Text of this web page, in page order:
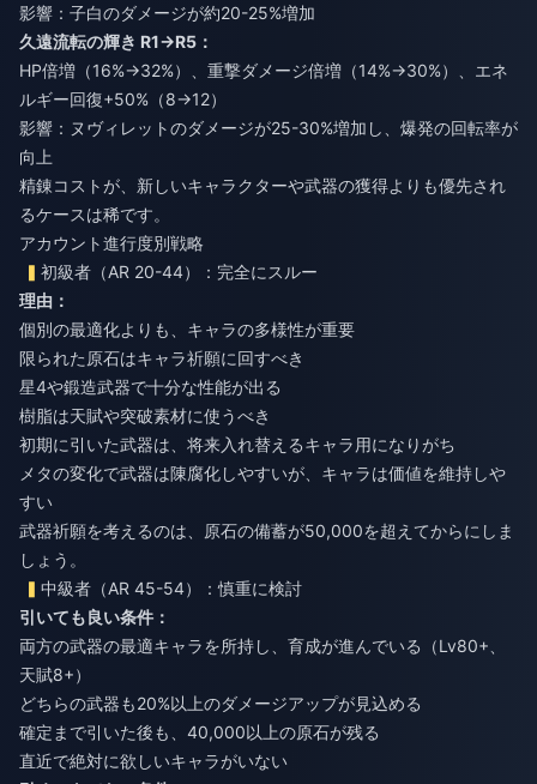
影響：子白のダメージが約20-25%増加
久遠流転の輝き R1→R5：
HP倍増（16%→32%）、重撃ダメージ倍増（14%→30%）、エネ
ルギー回復+50%（8→12）
影響：ヌヴィレットのダメージが25-30%増加し、爆発の回転率が
向上
精錬コストが、新しいキャラクターや武器の獲得よりも優先され
るケースは稀です。
アカウント進行度別戦略
初級者（AR 20-44）：完全にスルー
理由：
個別の最適化よりも、キャラの多様性が重要
限られた原石はキャラ祈願に回すべき
星4や鍛造武器で十分な性能が出る
樹脂は天賦や突破素材に使うべき
初期に引いた武器は、将来入れ替えるキャラ用になりがち
メタの変化で武器は陳腐化しやすいが、キャラは価値を維持しや
すい
武器祈願を考えるのは、原石の備蓄が50,000を超えてからにしま
しょう。
中級者（AR 45-54）：慎重に検討
引いても良い条件：
両方の武器の最適キャラを所持し、育成が進んでいる（Lv80+、
天賦8+）
どちらの武器も20%以上のダメージアップが見込める
確定まで引いた後も、40,000以上の原石が残る
直近で絶対に欲しいキャラがいない